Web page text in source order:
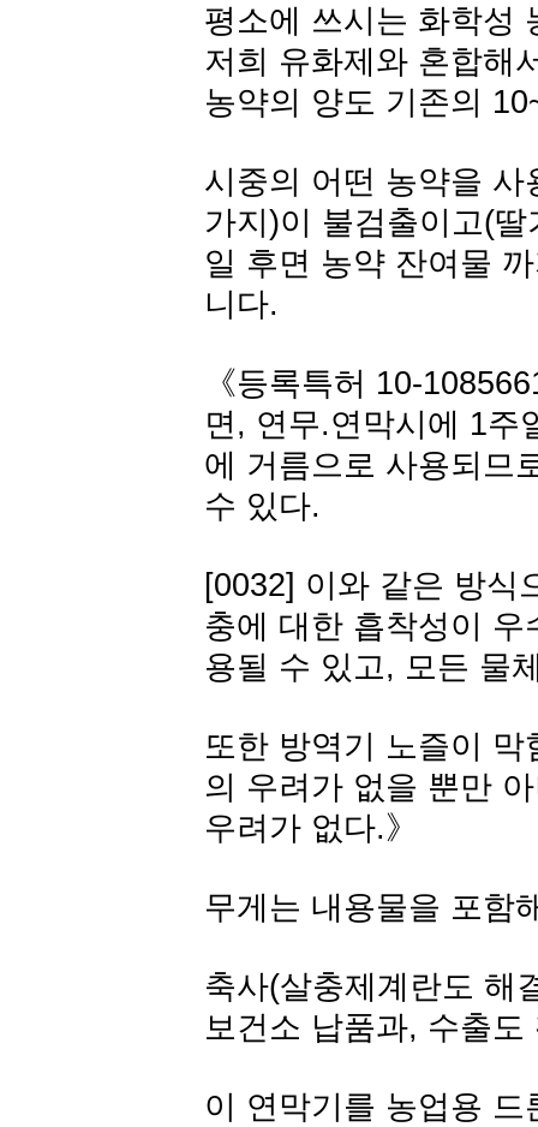
평소에 쓰시는 화학성
저희 유화제와 혼합해
농약의 양도 기존의
시중의 어떤 농약을
가지)이 불검출이고(
일 후면 농약 잔여물
니다.
《등록특허 10-
면, 연무.연막시에 1주
에 거름으로 사용되므
수 있다.
[0032] 이와 같은 방식
충에 대한 흡착성이
용될 수 있고, 모든 물
또한 방역기 노즐이
의 우려가 없을 뿐만
우려가 없다.》
무게는 내용물을 포함
축사(살충제계란도 해
보건소 납품과, 수출
이 연막기를 농업용